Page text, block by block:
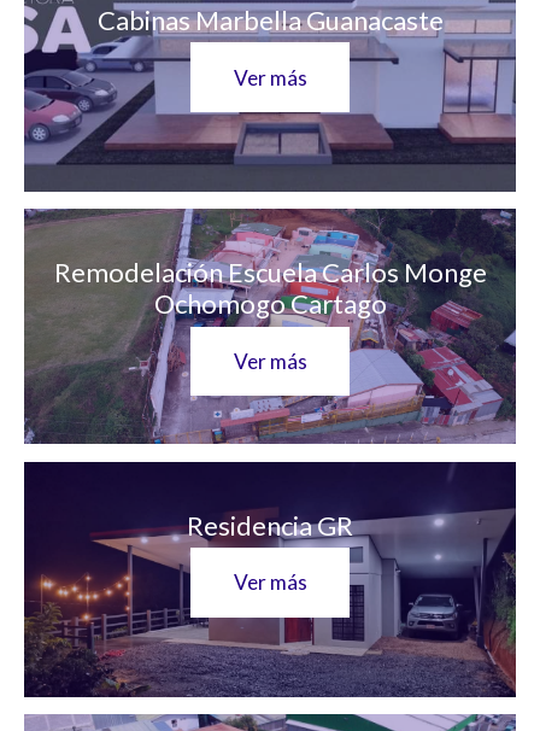
Cabinas Marbella Guanacaste
Ver más
Remodelación Escuela Carlos Monge
Ochomogo Cartago
Ver más
Residencia GR
Ver más